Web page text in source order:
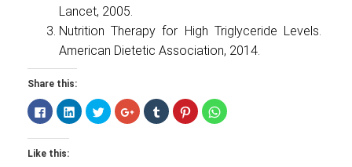
Lancet, 2005.
Nutrition Therapy for High Triglyceride Levels.
American Dietetic Association, 2014.
Share this:
Click
to
share
on
Facebook
(Opens
Click
to
share
Click
to
share
Click
to
share
Click
to
share
Click
to
share
Click
to
Like this: